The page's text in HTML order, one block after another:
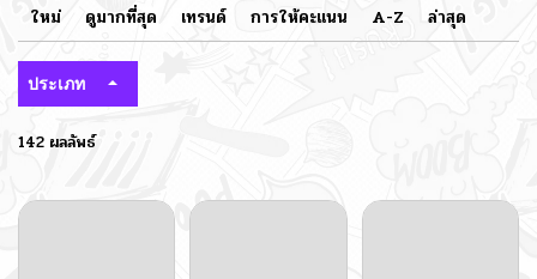
ใหม่ ดูมากที่สุด เทรนด์ การให้คะแนน A-Z ล่าสุด
ประเภท
142 ผลลัพธ์